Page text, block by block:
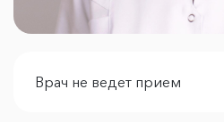
Врач не ведет прием